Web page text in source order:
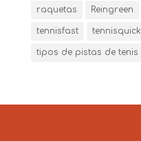
raquetas Reingreen
tennisfast tennisquick
tipos de pistas de tenis